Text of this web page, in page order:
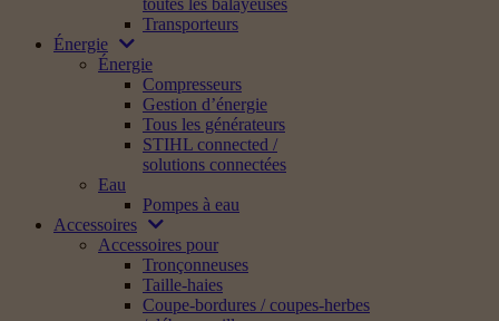
toutes les balayeuses
Transporteurs
Énergie
Énergie
Compresseurs
Gestion d’énergie
Tous les générateurs
STIHL connected /
solutions connectées
Eau
Pompes à eau
Accessoires
Accessoires pour
Tronçonneuses
Taille-haies
Coupe-bordures / coupes-herbes